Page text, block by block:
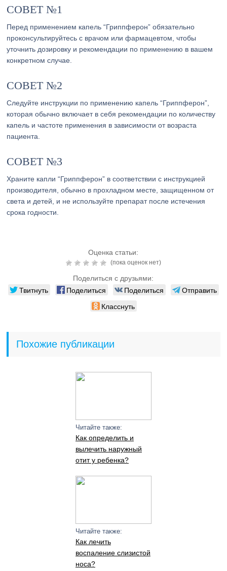
СОВЕТ №1
Перед применением капель “Гриппферон” обязательно
проконсультируйтесь с врачом или фармацевтом, чтобы
уточнить дозировку и рекомендации по применению в вашем
конкретном случае.
СОВЕТ №2
Следуйте инструкции по применению капель “Гриппферон”,
которая обычно включает в себя рекомендации по количеству
капель и частоте применения в зависимости от возраста
пациента.
СОВЕТ №3
Храните капли “Гриппферон” в соответствии с инструкцией
производителя, обычно в прохладном месте, защищенном от
света и детей, и не используйте препарат после истечения
срока годности.
Оценка статьи:
(пока оценок нет)
Поделиться с друзьями:
Твитнуть Поделиться Поделиться
Отправить
Класснуть
Похожие публикации
Читайте также:
Как определить и
вылечить наружный
отит у ребенка?
Читайте также:
Как лечить
воспаление слизистой
носа?